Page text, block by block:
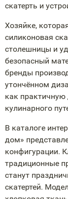
скатерть и
Хозяйке,
силиконовая
столешницы и
безопасный
бренды
утончённом
как практичную
кулинарного
В каталоге
дом»
конфигурации.
традиционные
станут
скатертей.